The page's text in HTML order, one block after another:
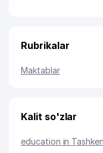
Rubrikalar
Maktablar
Kalit so'zlar
education in